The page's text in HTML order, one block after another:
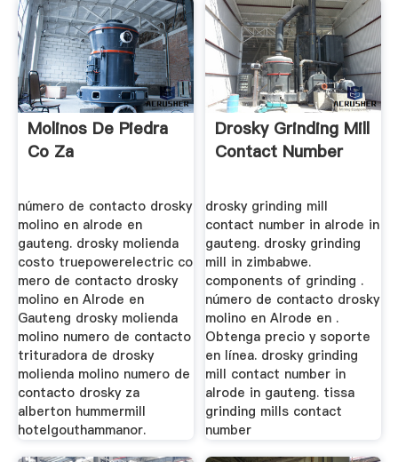
Molinos De Piedra
Co Za
número de contacto drosky
molino en alrode en
gauteng. drosky molienda
costo truepowerelectric co
mero de contacto drosky
molino en Alrode en
Gauteng drosky molienda
molino numero de contacto
trituradora de drosky
molienda molino numero de
contacto drosky za
alberton hummermill
hotelgouthammanor.
Drosky Grinding Mill
Contact Number
drosky grinding mill
contact number in alrode in
gauteng. drosky grinding
mill in zimbabwe.
components of grinding .
número de contacto drosky
molino en Alrode en .
Obtenga precio y soporte
en línea. drosky grinding
mill contact number in
alrode in gauteng. tissa
grinding mills contact
number